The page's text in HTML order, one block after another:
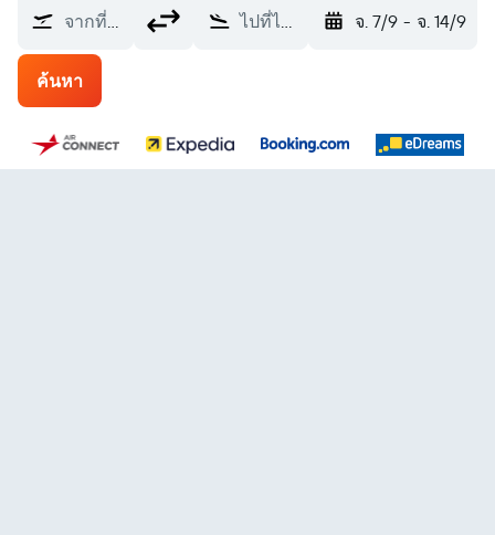
จากที่ไหน? ไปที่ไหน? จ. 7/9 - จ. 14/9
ค้นหา